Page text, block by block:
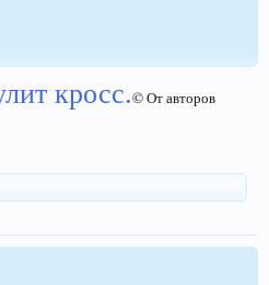
кросс.© От авторов